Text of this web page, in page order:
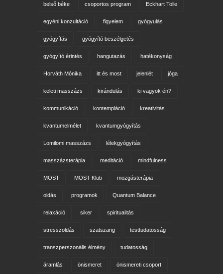
belső béke csoportos program Eckhart Tolle
egyéni konzultáció figyelem gyógyulás
gyógyítás gyógyító beszélgetés
gyógyító érintés hangutazás hatékonyság
Horváth Mónika itt és most jelenlét jóga
keleti masszázs kirándulás ki vagyok én?
kommunikáció kontempláció kreativitás
kvantumelmélet kvantumgyógyítás
Lomilomi masszázs lélekgyógyítás
masszázsterápia meditáció mindfulness
MOST MOST Klub mozgásterápia
oldás programok Quantum Balance
relaxáció siker spiritualitás
stresszoldás szatszang testtudatosság
transzperszonális élmény tudatosság
áramlás önismeret önismereti csoport